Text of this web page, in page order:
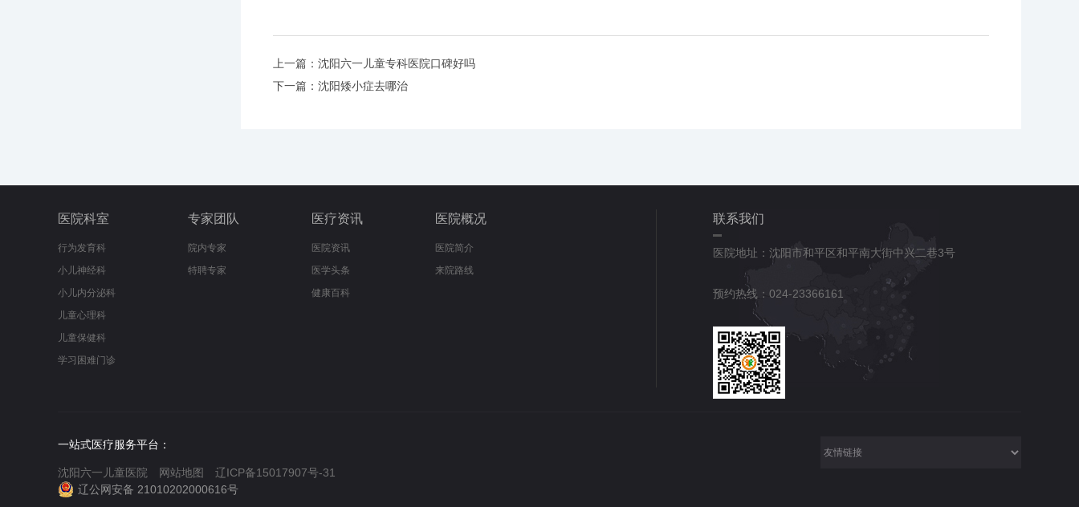
上一篇： 沈阳六一儿童专科医院口碑好吗
下一篇： 沈阳矮小症去哪治
医院科室
行为发育科
小儿神经科
小儿内分泌科
儿童心理科
儿童保健科
学习困难门诊
专家团队
院内专家
特聘专家
医疗资讯
医院资讯
医学头条
健康百科
医院概况
医院简介
来院路线
联系我们
医院地址：沈阳市和平区和平南大街中兴二巷3号
预约热线：024-23366161
一站式医疗服务平台：
沈阳六一儿童医院 网站地图
辽ICP备15017907号-31
辽公网安备 21010202000616号